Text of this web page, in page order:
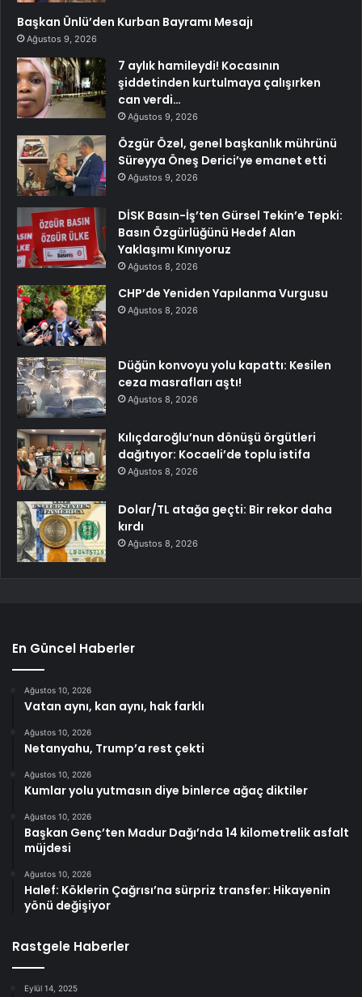
Başkan Ünlü’den Kurban Bayramı Mesajı
Ağustos 9, 2026
7 aylık hamileydi! Kocasının
şiddetinden kurtulmaya çalışırken
can verdi…
Ağustos 9, 2026
Özgür Özel, genel başkanlık mührünü
Süreyya Öneş Derici’ye emanet etti
Ağustos 9, 2026
DİSK Basın-İş’ten Gürsel Tekin’e Tepki:
Basın Özgürlüğünü Hedef Alan
Yaklaşımı Kınıyoruz
Ağustos 8, 2026
CHP’de Yeniden Yapılanma Vurgusu
Ağustos 8, 2026
Düğün konvoyu yolu kapattı: Kesilen
ceza masrafları aştı!
Ağustos 8, 2026
Kılıçdaroğlu’nun dönüşü örgütleri
dağıtıyor: Kocaeli’de toplu istifa
Ağustos 8, 2026
Dolar/TL atağa geçti: Bir rekor daha
kırdı
Ağustos 8, 2026
En Güncel Haberler
Ağustos 10, 2026
Vatan aynı, kan aynı, hak farklı
Ağustos 10, 2026
Netanyahu, Trump’a rest çekti
Ağustos 10, 2026
Kumlar yolu yutmasın diye binlerce ağaç diktiler
Ağustos 10, 2026
Başkan Genç’ten Madur Dağı’nda 14 kilometrelik asfalt
müjdesi
Ağustos 10, 2026
Halef: Köklerin Çağrısı’na sürpriz transfer: Hikayenin
yönü değişiyor
Rastgele Haberler
Eylül 14, 2025